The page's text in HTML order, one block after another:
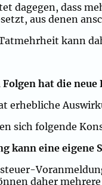
dagegen, dass
aus denen
kann
hat die neue
erhebliche
sich folgende
kann eine eigene
daher